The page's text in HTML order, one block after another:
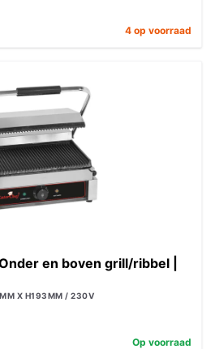
4 op voorraad
en boven grill/ribbel |
X H193MM / 230V
Op voorraad